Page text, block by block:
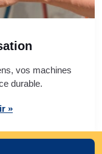
vos machines
durable.
»